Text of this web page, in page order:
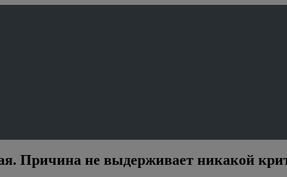
Причина не выдерживает никакой